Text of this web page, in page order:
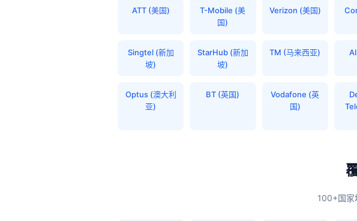
ATT (美国)
T-Mobile (美
国)
Verizon (美国)
Singtel (新加
坡)
StarHub (新加
坡)
TM (马来西亚)
Optus (澳大利
亚)
BT (英国)
Vodafone (英
国)
100+国家